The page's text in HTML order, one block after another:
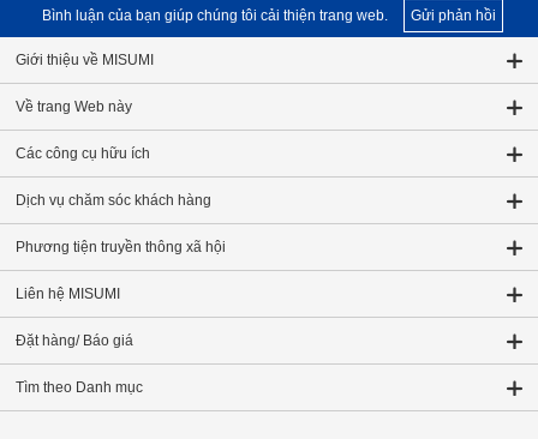
Bình luận của bạn giúp chúng tôi cải thiện trang web. Gửi phản hồi
Giới thiệu về MISUMI
Về trang Web này
Các công cụ hữu ích
Dịch vụ chăm sóc khách hàng
Phương tiện truyền thông xã hội
Liên hệ MISUMI
Đặt hàng/ Báo giá
Tìm theo Danh mục